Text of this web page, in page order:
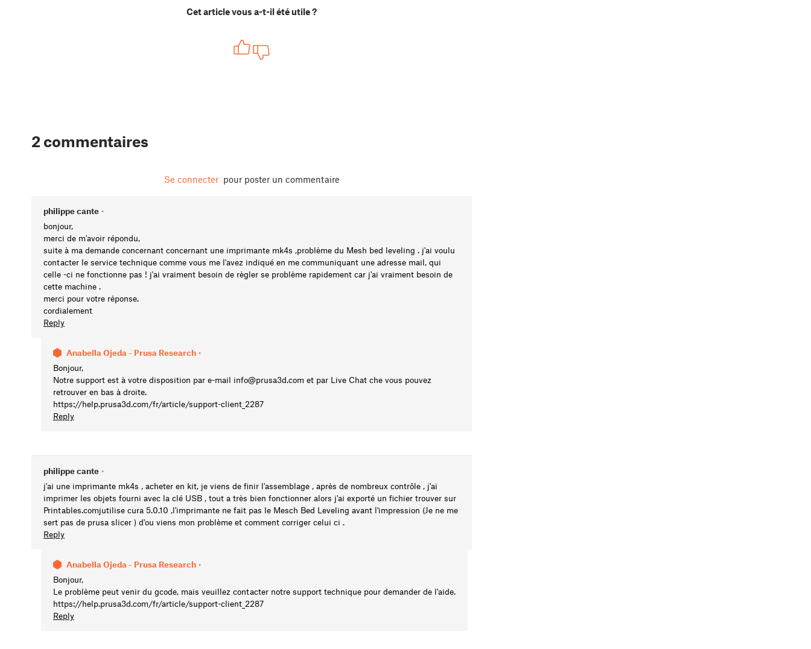
Cet article vous a-t-il été utile ?
2 commentaires
Se connecter pour poster un commentaire
philippe cante •
bonjour,
merci de m'avoir répondu,
suite à ma demande concernant concernant une imprimante mk4s ,problème du Mesh bed leveling . j'ai voulu
contacter le service technique comme vous me l'avez indiqué en me communiquant une adresse mail, qui
celle -ci ne fonctionne pas ! j'ai vraiment besoin de règler se problème rapidement car j'ai vraiment besoin de
cette machine .
merci pour votre réponse.
cordialement
Reply
Anabella Ojeda - Prusa Research •
Bonjour,
Notre support est à votre disposition par e-mail info@prusa3d.com et par Live Chat che vous pouvez
retrouver en bas à droite.
https://help.prusa3d.com/fr/article/support-client_2287
Reply
philippe cante •
j'ai une imprimante mk4s , acheter en kit, je viens de finir l'assemblage , après de nombreux contrôle , j'ai
imprimer les objets fourni avec la clé USB , tout a très bien fonctionner alors j'ai exporté un fichier trouver sur
Printables.comjutilise cura 5.0.10 ,l'imprimante ne fait pas le Mesch Bed Leveling avant l'impression (Je ne me
sert pas de prusa slicer ) d'ou viens mon problème et comment corriger celui ci .
Reply
Anabella Ojeda - Prusa Research •
Bonjour,
Le problème peut venir du gcode, mais veuillez contacter notre support technique pour demander de l'aide.
https://help.prusa3d.com/fr/article/support-client_2287
Reply